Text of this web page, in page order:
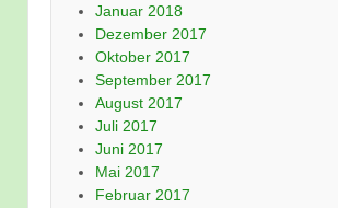
Januar 2018
Dezember 2017
Oktober 2017
September 2017
August 2017
Juli 2017
Juni 2017
Mai 2017
Februar 2017